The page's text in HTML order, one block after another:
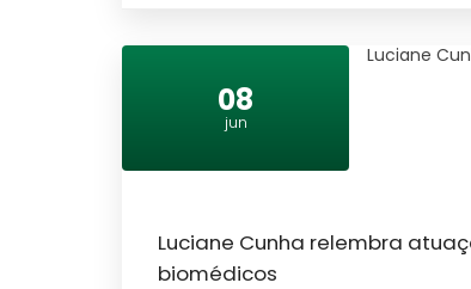
08
jun
Luciane
Luciane Cunha relembra
biomédicos